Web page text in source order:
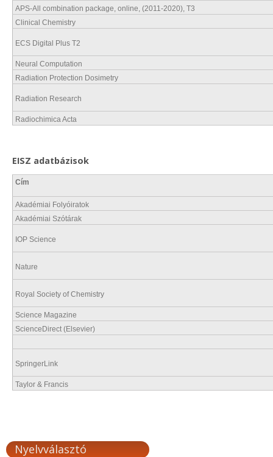
APS-All combination package, online, (2011-2020), T3
Clinical Chemistry
ECS Digital Plus T2
Neural Computation
Radiation Protection Dosimetry
Radiation Research
Radiochimica Acta
EISZ adatbázisok
Cím
Akadémiai Folyóiratok
Akadémiai Szótárak
IOP Science
Nature
Royal Society of Chemistry
Science Magazine
ScienceDirect (Elsevier)
SpringerLink
Taylor & Francis
Nyelvválasztó